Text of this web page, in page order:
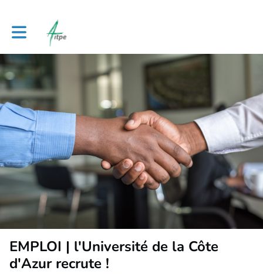
Toggle main navigation
EMPLOI | l'Université de la Côte
d'Azur recrute !